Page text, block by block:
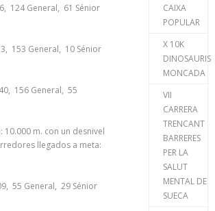
124 General, 61 Sénior
153 General, 10 Sénior
156 General, 55
10.000 m. con un desnivel
llegados a meta:
55 General, 29 Sénior
CAIXA
POPULAR
X 10K
DINOSAURIS
MONCADA
VII
CARRERA
TRENCANT
BARRERES
PER LA
SALUT
MENTAL DE
SUECA